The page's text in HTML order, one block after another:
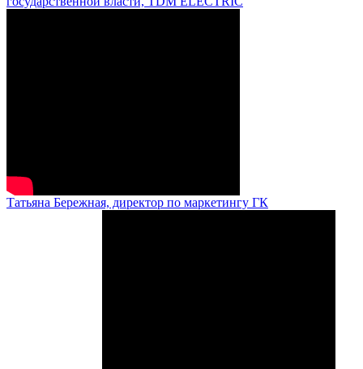
Татьяна Бережная, директор по маркетингу ГК